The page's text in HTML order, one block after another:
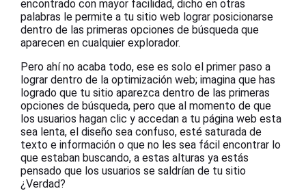
encontrado con mayor facilidad, dicho en otras
palabras le permite a tu sitio web lograr posicionarse
dentro de las primeras opciones de búsqueda que
aparecen en cualquier explorador.
Pero ahí no acaba todo, ese es solo el primer paso a
lograr dentro de la optimización web; imagina que has
logrado que tu sitio aparezca dentro de las primeras
opciones de búsqueda, pero que al momento de que
los usuarios hagan clic y accedan a tu página web esta
sea lenta, el diseño sea confuso, esté saturada de
texto e información o que no les sea fácil encontrar lo
que estaban buscando, a estas alturas ya estás
pensado que los usuarios se saldrían de tu sitio
¿Verdad?